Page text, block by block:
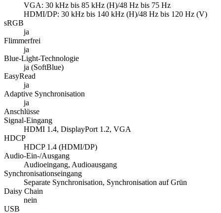
VGA: 30 kHz bis 85 kHz (H)/48 Hz bis 75 Hz
HDMI/DP: 30 kHz bis 140 kHz (H)/48 Hz bis 120 Hz (V)
sRGB
ja
Flimmerfrei
ja
Blue-Light-Technologie
ja (SoftBlue)
EasyRead
ja
Adaptive Synchronisation
ja
Anschlüsse
Signal-Eingang
HDMI 1.4, DisplayPort 1.2, VGA
HDCP
HDCP 1.4 (HDMI/DP)
Audio-Ein-/Ausgang
Audioeingang, Audioausgang
Synchronisationseingang
Separate Synchronisation, Synchronisation auf Grün
Daisy Chain
nein
USB